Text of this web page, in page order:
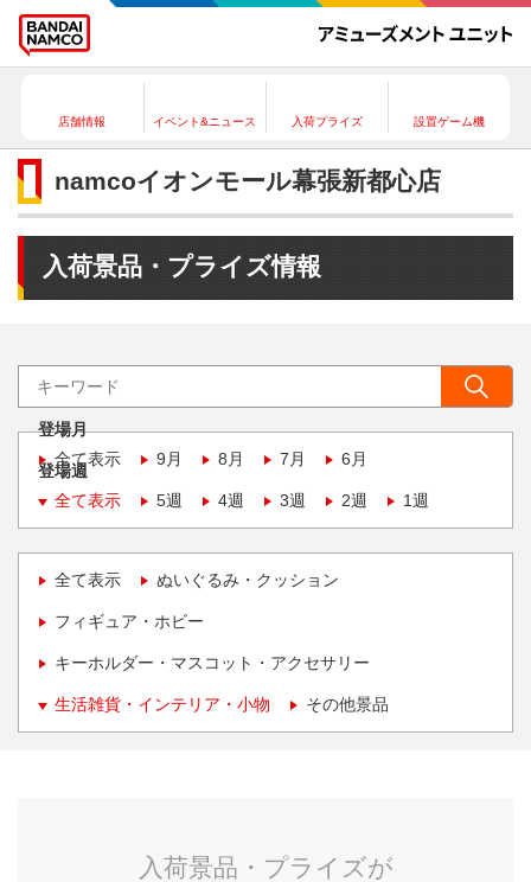
店舗情報 イベント&ニュース 入荷プライズ 設置ゲーム機
namcoイオンモール幕張新都心店
入荷景品・プライズ情報
登場月
全て表示
9月 8月 7月 6月
登場週
全て表示
5週 4週 3週 2週 1週
全て表示 ぬいぐるみ・クッション
フィギュア・ホビー
キーホルダー・マスコット・アクセサリー
生活雑貨・インテリア・小物 その他景品